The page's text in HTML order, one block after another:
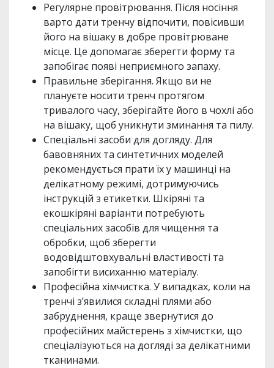
Регулярне провітрювання. Після носіння
варто дати тренчу відпочити, повісивши
його на вішаку в добре провітрюване
місце. Це допомагає зберегти форму та
запобігає появі неприємного запаху.
Правильне зберігання. Якщо ви не
плануєте носити тренч протягом
тривалого часу, зберігайте його в чохлі або
на вішаку, щоб уникнути зминання та пилу.
Спеціальні засоби для догляду. Для
бавовняних та синтетичних моделей
рекомендується прати їх у машинці на
делікатному режимі, дотримуючись
інструкцій з етикетки. Шкіряні та
екошкіряні варіанти потребують
спеціальних засобів для чищення та
обробки, щоб зберегти
водовідштовхувальні властивості та
запобігти висиханню матеріалу.
Професійна хімчистка. У випадках, коли на
тренчі з’явилися складні плями або
забруднення, краще звернутися до
професійних майстерень з хімчистки, що
спеціалізуються на догляді за делікатними
тканинами.